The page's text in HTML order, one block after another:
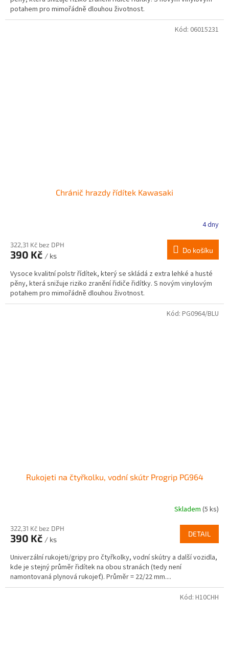
potahem pro mimořádně dlouhou životnost.
Chránič hrazdy řídítek Kawasaki
4 dny
322,31 Kč bez DPH
390 Kč / ks
Do košíku
Vysoce kvalitní polstr řídítek, který se skládá z extra lehké a husté
pěny, která snižuje riziko zranění řidiče řidítky. S novým vinylovým
potahem pro mimořádně dlouhou životnost.
Kód: 06015231
Rukojeti na čtyřkolku, vodní skútr Progrip PG964
Skladem (5 ks)
322,31 Kč bez DPH
390 Kč / ks
DETAIL
Univerzální rukojeti/gripy pro čtyřkolky, vodní skútry a další vozidla,
kde je stejný průměr řidítek na obou stranách (tedy není
namontovaná plynová rukojeť). Průměr = 22/22 mm....
Kód: PG0964/BLU
Kód: H10CHH